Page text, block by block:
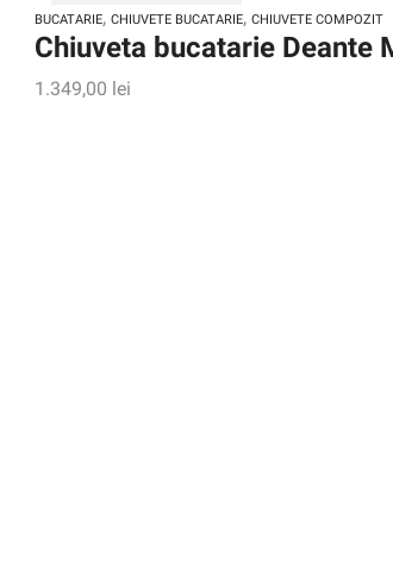
BUCATARIE, CHIUVETE BUCATARIE, CHIUVETE COMPOZIT
Chiuveta bucatarie Deante
1.349,00 lei